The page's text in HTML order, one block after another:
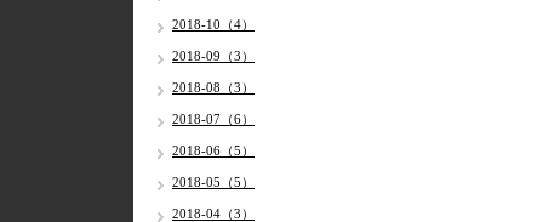
2018-10（4）
2018-09（3）
2018-08（3）
2018-07（6）
2018-06（5）
2018-05（5）
2018-04（3）